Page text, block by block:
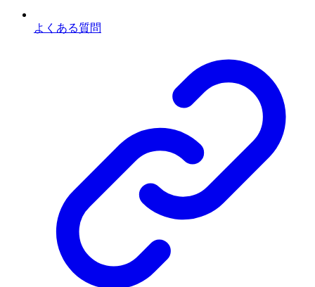
よくある質問